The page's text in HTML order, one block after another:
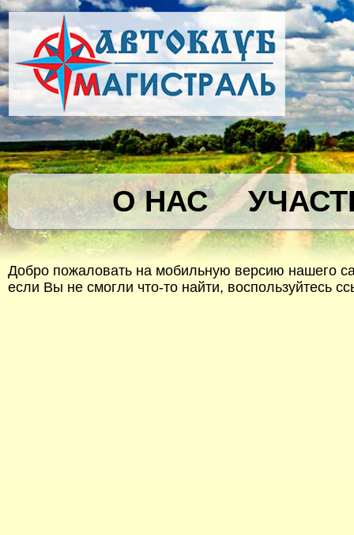
О НАС
Добро пожаловать на мобильную версию нашего
если Вы не смогли что-то найти, воспользуйтесь